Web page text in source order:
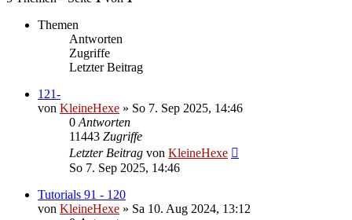
Themen
Antworten
Zugriffe
Letzter Beitrag
121-
von KleineHexe » So 7. Sep 2025, 14:46
0 Antworten
11443 Zugriffe
Letzter Beitrag von KleineHexe
So 7. Sep 2025, 14:46
Tutorials 91 - 120
von KleineHexe » Sa 10. Aug 2024, 13:12